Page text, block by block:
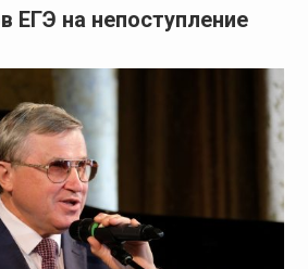
ЕГЭ на непоступление